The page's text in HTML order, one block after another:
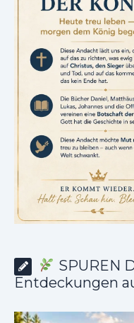
SPUREN
Entdeckungen